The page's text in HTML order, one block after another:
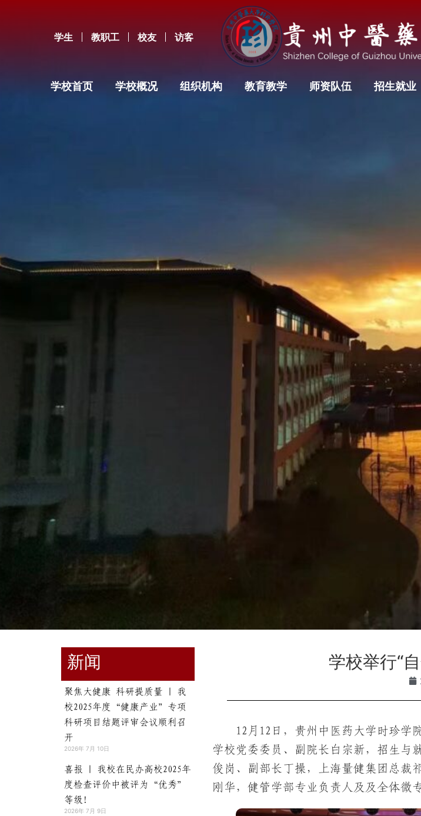
学生 教职工 校友 访客
学校首页 学校概况 组织机构 教育教学 师资队伍 招生就业
新闻
聚焦大健康 科研提质量 | 我
校2025年度“健康产业”专项
科研项目结题评审会议顺利召
开
2026年 7月 10日
喜报 | 我校在民办高校2025年
度检查评价中被评为“优秀”
等级！
2026年 7月 9日
学校举行“
12月12日，贵州中医药大学时珍
学校党委委员、副院长白宗新，招生与
俊岗、副部长丁操，上海量健集团总裁
刚华，健管学部专业负责人及及全体微